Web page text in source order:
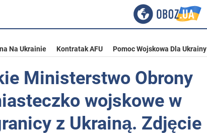
Na Ukrainie Kontratak AFU Pomoc Wojskowa Dla Ukrainy
Ministerstwo Obrony
wojskowe w
z Ukrainą. Zdjęcie